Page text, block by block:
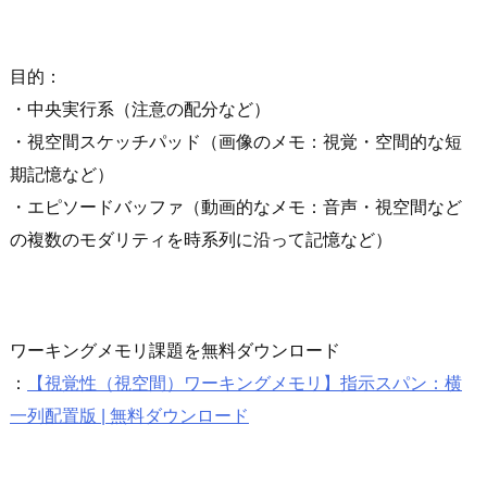
目的：
・中央実行系（注意の配分など）
・視空間スケッチパッド（画像のメモ：視覚・空間的な短
期記憶など）
・エピソードバッファ（動画的なメモ：音声・視空間など
の複数のモダリティを時系列に沿って記憶など）
ワーキングメモリ課題を無料ダウンロード
：
【視覚性（視空間）ワーキングメモリ】指示スパン：横
一列配置版 | 無料ダウンロード